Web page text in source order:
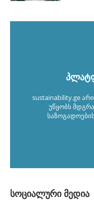
sustainability.ge
უწყობს
სოციალური მედია